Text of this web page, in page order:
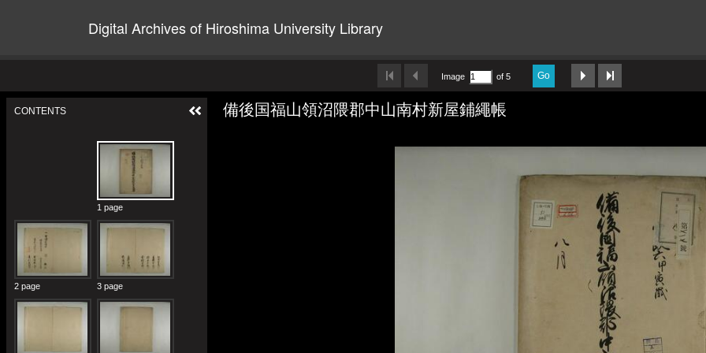
Digital Archives of Hiroshima University Library